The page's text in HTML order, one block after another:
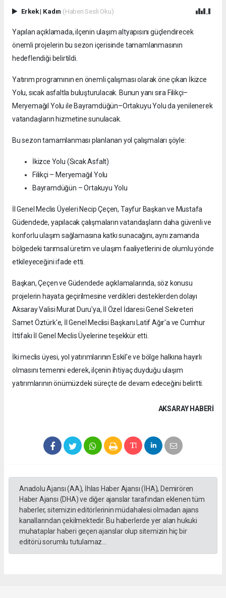
Erkek| Kadın (Haberi Sesli Oku)
Yapılan açıklamada, ilçenin ulaşım altyapısını güçlendirecek
önemli projelerin bu sezon içerisinde tamamlanmasının
hedeflendiği belirtildi.
Yatırım programının en önemli çalışması olarak öne çıkan İkizce
Yolu, sıcak asfaltla buluşturulacak. Bunun yanı sıra Filikçi–
Meryemağıl Yolu ile Bayramdüğün–Ortakuyu Yolu da yenilenerek
vatandaşların hizmetine sunulacak.
Bu sezon tamamlanması planlanan yol çalışmaları şöyle:
İkizce Yolu (Sıcak Asfalt)
Filikçi – Meryemağıl Yolu
Bayramdüğün – Ortakuyu Yolu
İl Genel Meclis Üyeleri Necip Çeçen, Tayfur Başkan ve Mustafa
Güdendede, yapılacak çalışmaların vatandaşların daha güvenli ve
konforlu ulaşım sağlamasına katkı sunacağını, aynı zamanda
bölgedeki tarımsal üretim ve ulaşım faaliyetlerini de olumlu yönde
etkileyeceğini ifade etti.
Başkan, Çeçen ve Güdendede açıklamalarında, söz konusu
projelerin hayata geçirilmesine verdikleri desteklerden dolayı
Aksaray Valisi Murat Duru'ya, İl Özel İdaresi Genel Sekreteri
Samet Öztürk'e, İl Genel Meclisi Başkanı Latif Ağır'a ve Cumhur
İttifakı İl Genel Meclis Üyelerine teşekkür etti.
İki meclis üyesi, yol yatırımlarının Eskil'e ve bölge halkına hayırlı
olmasını temenni ederek, ilçenin ihtiyaç duyduğu ulaşım
yatırımlarının önümüzdeki süreçte de devam edeceğini belirtti.
AKSARAY HABERİ
Anadolu Ajansı (AA), İhlas Haber Ajansı (İHA), Demirören
Haber Ajansı (DHA) ve diğer ajanslar tarafından eklenen tüm
haberler, sitemizin editörlerinin müdahalesi olmadan ajans
kanallarından çekilmektedir. Bu haberlerde yer alan hukuki
muhataplar haberi geçen ajanslar olup sitemizin hiç bir
editörü sorumlu tutulamaz...